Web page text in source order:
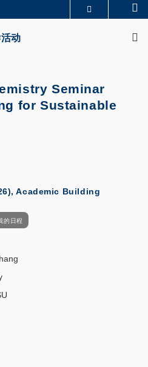
动
Seminar
for Sustainable
Academic Building
的日程